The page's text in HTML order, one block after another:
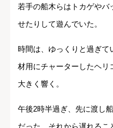
若手の船木らはトカゲやバ
せたりして遊んでいた。
時間は、ゆっくりと過ぎて
材用にチャーターしたヘリ
大きく響く。
午後2時半過ぎ、先に渡し
だった。それから遅れる